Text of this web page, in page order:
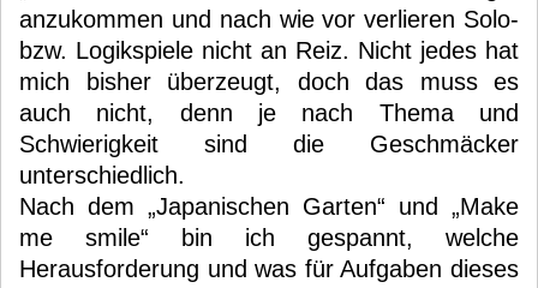
anzukommen und nach wie vor verlieren Solo-
bzw. Logikspiele nicht an Reiz. Nicht jedes hat
mich bisher überzeugt, doch das muss es
auch nicht, denn je nach Thema und
Schwierigkeit sind die Geschmäcker
unterschiedlich.
Nach dem „Japanischen Garten“ und „Make
me smile“ bin ich gespannt, welche
Herausforderung und was für Aufgaben dieses